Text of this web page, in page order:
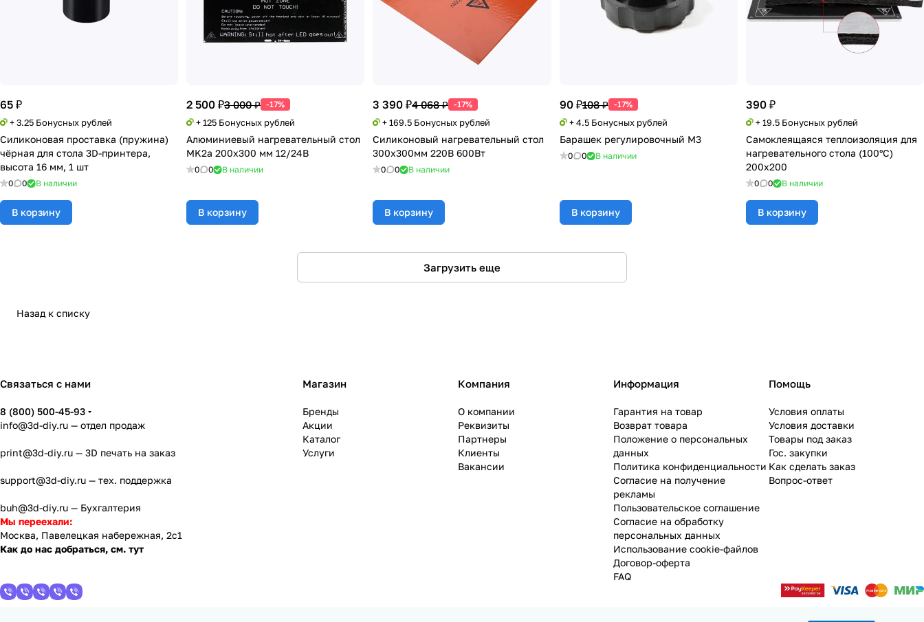
65 ₽
+ 3.25 Бонусных рублей
Силиконовая проставка (пружина)
чёрная для стола 3D-принтера,
высота 16 мм, 1 шт
0 0 В наличии
В корзину
2 500 ₽3 000 ₽ -17%
+ 125 Бонусных рублей
Алюминиевый нагревательный стол
MK2a 200х300 мм 12/24В
0 0 В наличии
В корзину
3 390 ₽4 068 ₽ -17%
+ 169.5 Бонусных рублей
Силиконовый нагревательный стол
300х300мм 220В 600Вт
0 0 В наличии
В корзину
90 ₽108 ₽ -17%
+ 4.5 Бонусных рублей
Барашек регулировочный М3
0 0 В наличии
В корзину
390 ₽
+ 19.5 Бонусных рублей
Самоклеящаяся теплоизоляция для
нагревательного стола (100°C)
200х200
0 0 В наличии
В корзину
Загрузить еще
Назад к списку
Связаться с нами
8 (800) 500-45-93
info@3d-diy.ru — отдел продаж
print@3d-diy.ru — 3D печать на заказ
support@3d-diy.ru — тех. поддержка
buh@3d-diy.ru — Бухгалтерия
Мы переехали:
Москва, Павелецкая набережная, 2с1
Как до нас добраться, см. тут
Магазин
Бренды
Акции
Каталог
Услуги
Компания
О компании
Реквизиты
Партнеры
Клиенты
Вакансии
Информация
Гарантия на товар
Возврат товара
Положение о персональных
данных
Политика конфиденциальности
Согласие на получение
рекламы
Пользовательское соглашение
Согласие на обработку
персональных данных
Использование cookie-файлов
Договор-оферта
FAQ
Помощь
Условия оплаты
Условия доставки
Товары под заказ
Гос. закупки
Как сделать заказ
Вопрос-ответ